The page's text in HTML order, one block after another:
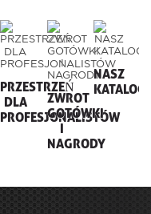
PRZESTRZEŃ
DLA
PROFESJONALISTÓW
ZWROT
GOTÓWKI
I
NAGRODY
NASZ
KATALOG